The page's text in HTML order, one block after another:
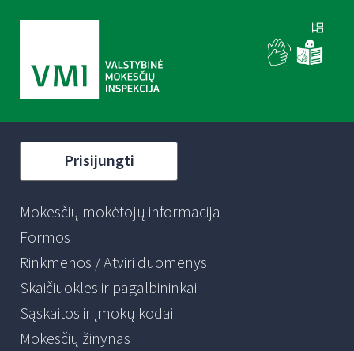
Prisijungti
Mokesčių mokėtojų informacija
Formos
Rinkmenos / Atviri duomenys
Skaičiuoklės ir pagalbininkai
Sąskaitos ir įmokų kodai
Mokesčių žinynas